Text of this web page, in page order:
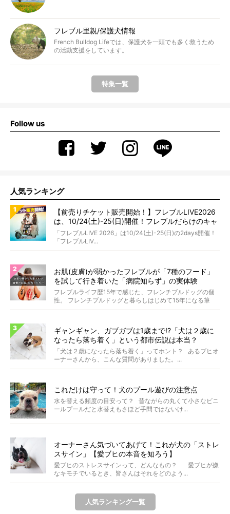
フレブル里親/保護犬情報
French Bulldog Lifeでは、保護犬を一頭でも多く救うため
の活動支援をしています。
特集一覧
Follow us
人気ランキング
【前売りチケット販売開始！】フレブルLIVE2026
は、10/24(土)-25(日)開催！フレブルだらけのキャ
ンプ・前夜祭・バスプランも新登場!?
「フレブルLIVE 2026」は10/24(土)-25(日)の2days開催！
「フレブルLIV...
お肌(皮膚)が弱かったフレブルが「7種のフード」
を試して行き着いた「病院知らず」の実体験
フレブルライフ歴15年で感じた、フレンチブルドッグの個
性。 フレンチブルドッグと暮らしはじめて15年になる筆
者...
ギャンギャン、ガブガブは1歳まで!?「犬は２歳に
なったら落ち着く」という都市伝説は本当？
「犬は２歳になったら落ち着く」ってホント？ あるブヒオ
ーナーさんから、こんな質問がありました。...
これだけは守って！犬のプール遊びの注意点
水を替える頻度の目安って？ 昔ながらの丸くて小さなビニ
ールプールだと水替えもさほど手間ではないけ...
オーナーさん気づいてあげて！これが犬の「ストレ
スサイン」【愛ブヒの本音を知ろう】
愛ブヒのストレスサインって、どんなもの？ 愛ブヒが嫌
なキモチでいるとき、皆さんはそれをどのよう...
人気ランキング一覧